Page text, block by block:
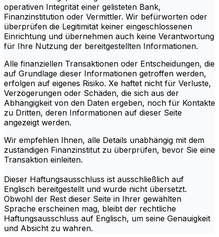
operativen Integrität einer gelisteten Bank,
Finanzinstitution oder Vermittler. Wir befürworten oder
überprüfen die Legitimität keiner eingeschlossenen
Einrichtung und übernehmen auch keine Verantwortung
für Ihre Nutzung der bereitgestellten Informationen.
Alle finanziellen Transaktionen oder Entscheidungen, die
auf Grundlage dieser Informationen getroffen werden,
erfolgen auf eigenes Risiko. Xe haftet nicht für Verluste,
Verzögerungen oder Schäden, die sich aus der
Abhängigkeit von den Daten ergeben, noch für Kontakte
zu Dritten, deren Informationen auf dieser Seite
angezeigt werden.
Wir empfehlen Ihnen, alle Details unabhängig mit dem
zuständigen Finanzinstitut zu überprüfen, bevor Sie eine
Transaktion einleiten.
Dieser Haftungsausschluss ist ausschließlich auf
Englisch bereitgestellt und wurde nicht übersetzt.
Obwohl der Rest dieser Seite in Ihrer gewählten
Sprache erscheinen mag, bleibt der rechtliche
Haftungsausschluss auf Englisch, um seine Genauigkeit
und Absicht zu wahren.